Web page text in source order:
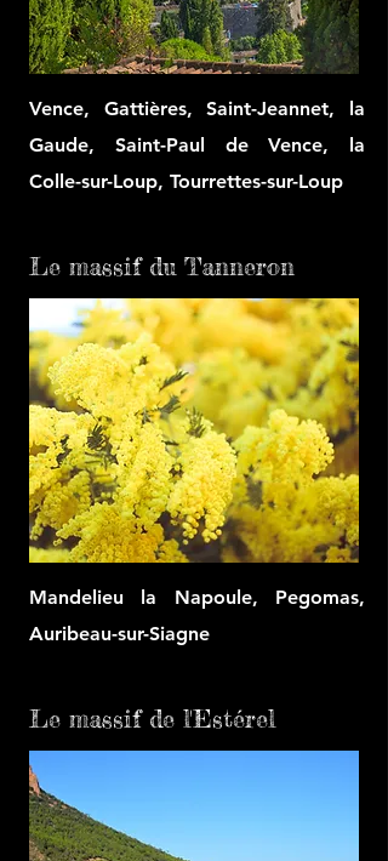
Vence, Gattières, Saint-Jeannet, la
Gaude, Saint-Paul de Vence, la
Colle-sur-Loup, Tourrettes-sur-Loup
Le massif du Tanneron
Mandelieu la Napoule, Pegomas,
Auribeau-sur-Siagne
Le massif de l'Estérel